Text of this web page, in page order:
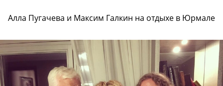
Алла Пугачева и Максим Галкин на отдыхе в Юрмале